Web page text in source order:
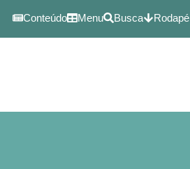
Conteúdo Menu Busca Rodapé